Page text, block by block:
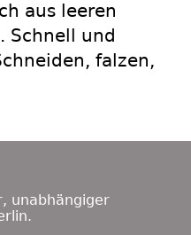
aus leeren
Schnell und
falzen,
unabhängiger